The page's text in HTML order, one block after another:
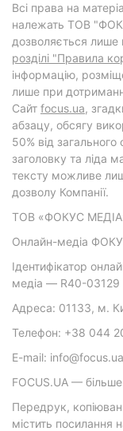
Всі права на
належать ТОВ
дозволяється лише
розділі "Правила
інформацію,
лише при
Cайт focus.ua,
абзацу, обсягу
50% від загального
заголовку та ліда
тексту можливе
дозволу Компанії.
ТОВ «ФОКУС
Онлайн-медіа
Ідентифікатор
медіа — R40-03129
Адреса: 01133, м.
Телефон: +38 044
E-mail: info@focus.ua
FOCUS.UA —
Передрук,
містить посилання